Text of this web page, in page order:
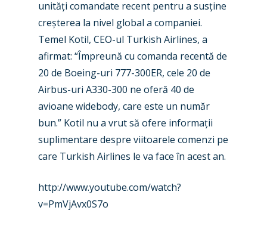
unități comandate recent pentru a susține
creșterea la nivel global a companiei.
Temel Kotil, CEO-ul Turkish Airlines, a
afirmat: “Împreună cu comanda recentă de
20 de Boeing-uri 777-300ER, cele 20 de
Airbus-uri A330-300 ne oferă 40 de
avioane widebody, care este un număr
bun.” Kotil nu a vrut să ofere informații
suplimentare despre viitoarele comenzi pe
care Turkish Airlines le va face în acest an.
http://www.youtube.com/watch?
v=PmVjAvx0S7o
New Routes
Industry
Accidents / Incidents
Airshows
Dubai 2025
Paris 2025
Farnborough 2024
Paris 2023
Farnborough 2022
Business Jets
Military
Trip Reports
Marketplace
Jobs